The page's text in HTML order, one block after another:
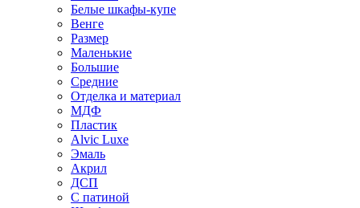
Белые шкафы-купе
Венге
Размер
Маленькие
Большие
Средние
Отделка и материал
МДФ
Пластик
Alvic Luxe
Эмаль
Акрил
ДСП
С патиной